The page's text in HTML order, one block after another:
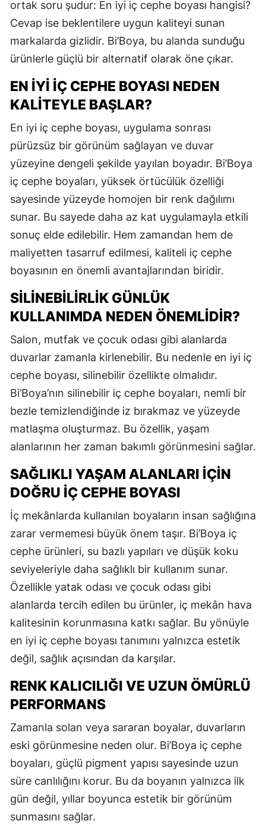
ortak soru şudur: En iyi iç cephe boyası hangisi?
Cevap ise beklentilere uygun kaliteyi sunan
markalarda gizlidir. Bi’Boya, bu alanda sunduğu
ürünlerle güçlü bir alternatif olarak öne çıkar.
EN İYI İÇ CEPHE BOYASI NEDEN
KALITEYLE BAŞLAR?
En iyi iç cephe boyası, uygulama sonrası
pürüzsüz bir görünüm sağlayan ve duvar
yüzeyine dengeli şekilde yayılan boyadır. Bi’Boya
iç cephe boyaları, yüksek örtücülük özelliği
sayesinde yüzeyde homojen bir renk dağılımı
sunar. Bu sayede daha az kat uygulamayla etkili
sonuç elde edilebilir. Hem zamandan hem de
maliyetten tasarruf edilmesi, kaliteli iç cephe
boyasının en önemli avantajlarından biridir.
SILINEBILIRLIK GÜNLÜK
KULLANIMDA NEDEN ÖNEMLIDIR?
Salon, mutfak ve çocuk odası gibi alanlarda
duvarlar zamanla kirlenebilir. Bu nedenle en iyi iç
cephe boyası, silinebilir özellikte olmalıdır.
Bi’Boya’nın silinebilir iç cephe boyaları, nemli bir
bezle temizlendiğinde iz bırakmaz ve yüzeyde
matlaşma oluşturmaz. Bu özellik, yaşam
alanlarının her zaman bakımlı görünmesini sağlar.
SAĞLIKLI YAŞAM ALANLARI İÇIN
DOĞRU İÇ CEPHE BOYASI
İç mekânlarda kullanılan boyaların insan sağlığına
zarar vermemesi büyük önem taşır. Bi’Boya iç
cephe ürünleri, su bazlı yapıları ve düşük koku
seviyeleriyle daha sağlıklı bir kullanım sunar.
Özellikle yatak odası ve çocuk odası gibi
alanlarda tercih edilen bu ürünler, iç mekân hava
kalitesinin korunmasına katkı sağlar. Bu yönüyle
en iyi iç cephe boyası tanımını yalnızca estetik
değil, sağlık açısından da karşılar.
RENK KALICILIĞI VE UZUN ÖMÜRLÜ
PERFORMANS
Zamanla solan veya sararan boyalar, duvarların
eski görünmesine neden olur. Bi’Boya iç cephe
boyaları, güçlü pigment yapısı sayesinde uzun
süre canlılığını korur. Bu da boyanın yalnızca ilk
gün değil, yıllar boyunca estetik bir görünüm
sunmasını sağlar.